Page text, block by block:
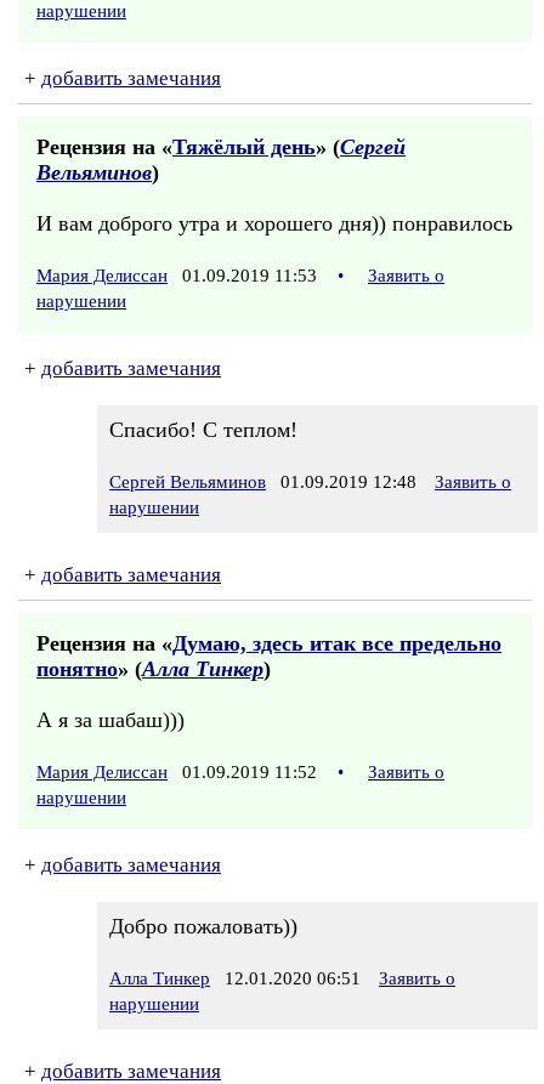
нарушении
+ добавить замечания
Рецензия на «Тяжёлый день» (Сергей
Вельяминов)
И вам доброго утра и хорошего дня)) понравилось
Мария Делиссан 01.09.2019 11:53 •
Заявить о
нарушении
+ добавить замечания
Спасибо! С теплом!
Сергей Вельяминов 01.09.2019 12:48
Заявить о
нарушении
+ добавить замечания
Рецензия на «Думаю, здесь итак все предельно
понятно» (Алла Тинкер)
А я за шабаш)))
Мария Делиссан 01.09.2019 11:52 •
Заявить о
нарушении
+ добавить замечания
Добро пожаловать))
Алла Тинкер 12.01.2020 06:51
Заявить о
нарушении
+ добавить замечания